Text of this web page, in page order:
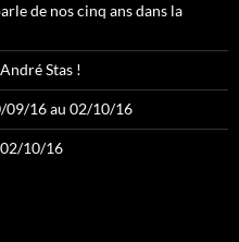
de nos cinq ans dans la
Stas !
09/16 au 02/10/16
10/16